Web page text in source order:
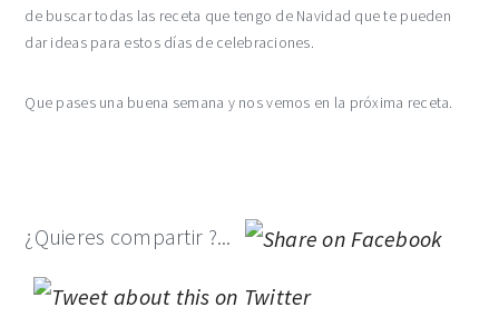
de buscar todas las receta que tengo de Navidad que te pueden
dar ideas para estos días de celebraciones.
Que pases una buena semana y nos vemos en la próxima receta.
¿Quieres compartir ?...